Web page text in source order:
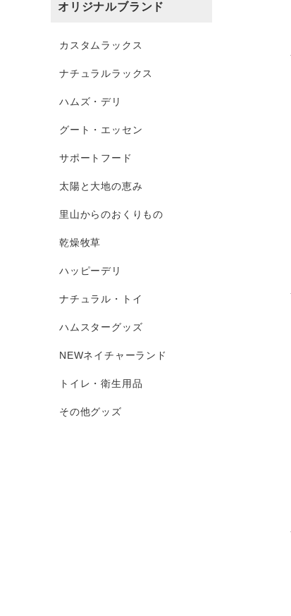
オリジナルブランド
カスタムラックス
ナチュラルラックス
ハムズ・デリ
グート・エッセン
サポートフード
太陽と大地の恵み
里山からのおくりもの
乾燥牧草
ハッピーデリ
ナチュラル・トイ
ハムスターグッズ
NEWネイチャーランド
トイレ・衛生用品
その他グッズ